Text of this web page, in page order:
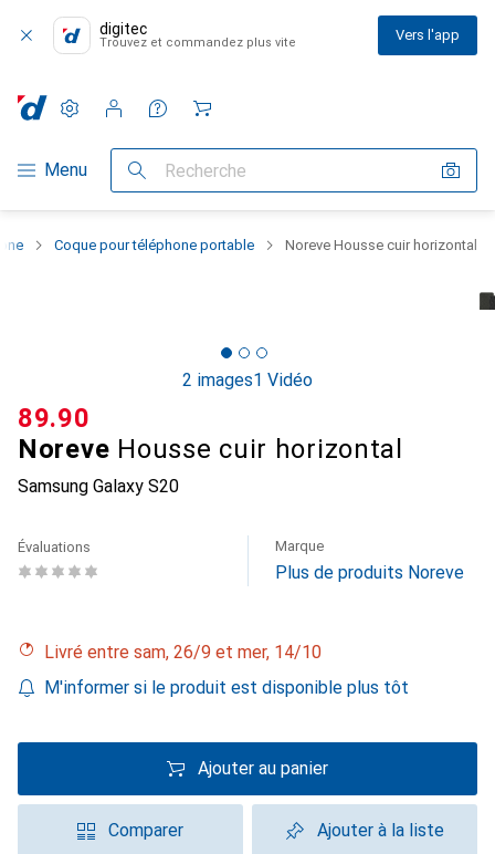
digitec
Trouvez et commandez plus vite Vers l'app
Navigation par catégorie
Menu Recherche
Paramètres
Compte client
Listes de comparaison
Listes d'envies
Panier
Coque pour téléphone portable Noreve Housse cuir horizontal
2 images1 Vidéo
Noreve Housse cuir horizontal
Samsung Galaxy S20
CHF
89.90
Évaluations Marque
Plus de produits Noreve
Livré entre sam, 26/9 et mer, 14/10
M'informer si le produit est disponible plus tôt
Ajouter au panier
Comparer Ajouter à la liste